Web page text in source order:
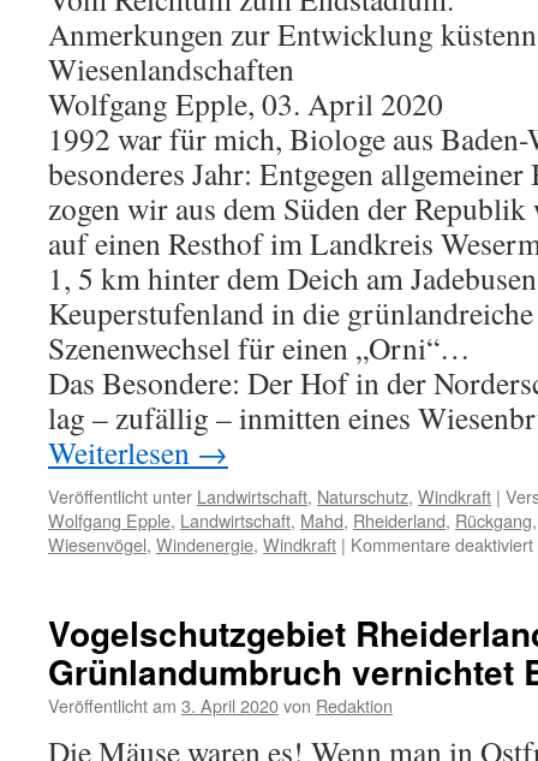
Anmerkungen zur Entwicklung
Wiesenlandschaften
Wolfgang Epple, 03. April 2020
1992 war für mich, Biologe aus
besonderes Jahr: Entgegen
zogen wir aus dem Süden der
auf einen Resthof im Landkreis
1, 5 km hinter dem Deich am
Keuperstufenland in die
Szenenwechsel für einen „Orni“…
Das Besondere: Der Hof in der
lag – zufällig – inmitten eines
Weiterlesen →
Veröffentlicht unter Landwirtschaft, Naturschutz, Windkraft |
Wolfgang Epple, Landwirtschaft, Mahd, Rheiderland, Rückgang
Wiesenvögel, Windenergie, Windkraft | Kommentare deaktiviert
Vogelschutzgebiet
Grünlandumbruch vernichtet
Veröffentlicht am 3. April 2020von Redaktion
Die Mäuse waren es! Wenn man in